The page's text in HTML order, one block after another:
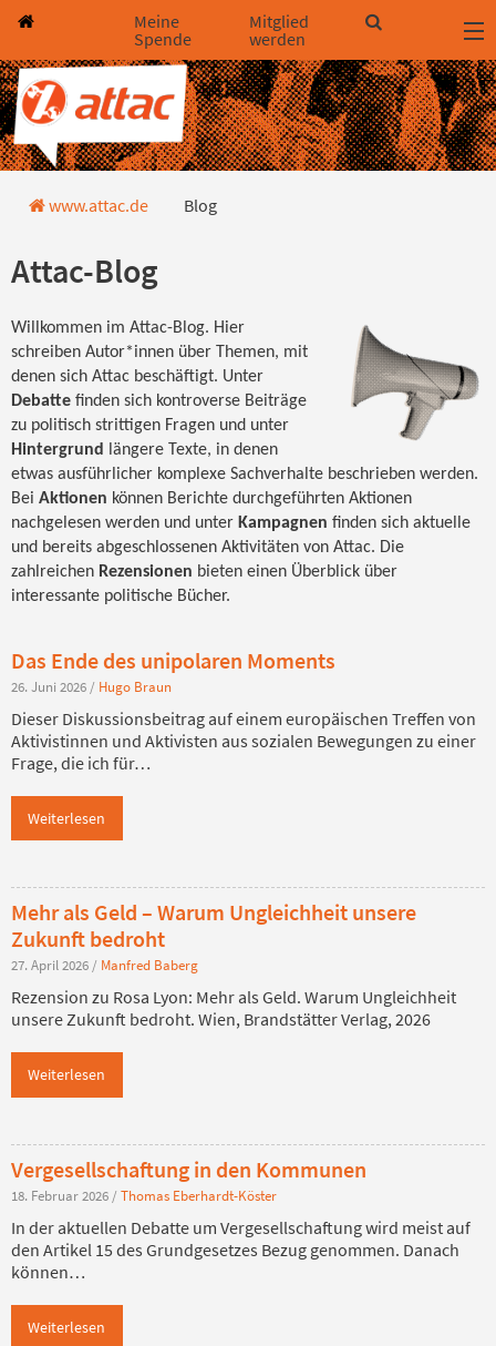
Direkt zum Hauptinhalt springen
Direkt zur Haupt-Navigation springen
Direkt zur Service-Navigation springen
Direkt zur Footer-Navigation springen
Direkt zum Footerinhalt springen
Meine
Spende
Mitglied
werden
Blogwww.attac.de Blog
Attac-Blog
Willkommen im Attac-Blog. Hier
schreiben Autor*innen über Themen, mit
denen sich Attac beschäftigt. Unter
Debatte finden sich kontroverse Beiträge
zu politisch strittigen Fragen und unter
Hintergrund
längere Texte, in denen
etwas ausführlicher komplexe Sachverhalte beschrieben werden.
Bei Aktionen können Berichte durchgeführten Aktionen
nachgelesen werden und unter Kampagnen finden sich aktuelle
und bereits abgeschlossenen Aktivitäten von Attac. Die
zahlreichen Rezensionen bieten einen Überblick über
interessante politische Bücher.
Das Ende des unipolaren Moments
26. Juni 2026 / Hugo Braun
Dieser Diskussionsbeitrag auf einem europäischen Treffen von
Aktivistinnen und Aktivisten aus sozialen Bewegungen zu einer
Frage, die ich für…
Weiterlesen
Mehr als Geld – Warum Ungleichheit unsere
Zukunft bedroht
27. April 2026 / Manfred Baberg
Rezension zu Rosa Lyon: Mehr als Geld. Warum Ungleichheit
unsere Zukunft bedroht. Wien, Brandstätter Verlag, 2026
Weiterlesen
Vergesellschaftung in den Kommunen
18. Februar 2026 / Thomas Eberhardt-Köster
In der aktuellen Debatte um Vergesellschaftung wird meist auf
den Artikel 15 des Grundgesetzes Bezug genommen. Danach
können…
Weiterlesen